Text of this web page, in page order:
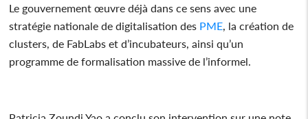
Le gouvernement œuvre déjà dans ce sens avec une
stratégie nationale de digitalisation des PME , la création de
clusters, de FabLabs et d’incubateurs, ainsi qu’un
programme de formalisation massive de l’informel.